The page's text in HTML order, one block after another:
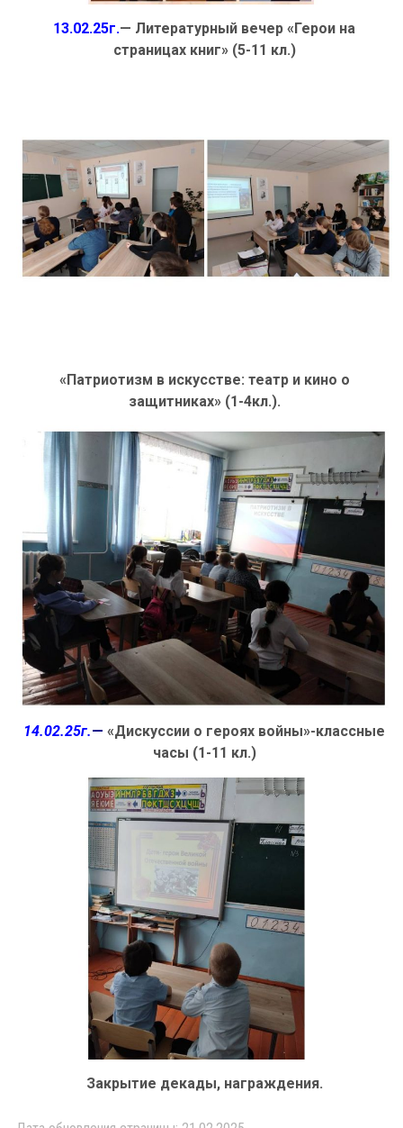
13.02.25г.— Литературный вечер «Герои на
страницах книг» (5-11 кл.)
«Патриотизм в искусстве: театр и кино о
защитниках» (1-4кл.).
14.02.25г.— «Дискуссии о героях войны»-классные
часы (1-11 кл.)
Закрытие декады, награждения.